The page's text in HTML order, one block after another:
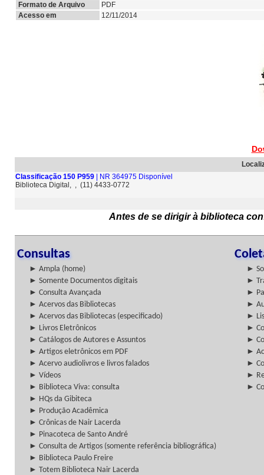
Formato de Arquivo
PDF
Acesso em
12/11/2014
Classificação 150 P959 | NR 364975 Disponível
Biblioteca Digital, , (11) 4433-0772
Antes de se dirigir à biblioteca
Consultas
► Ampla (home)
►
► Somente Documentos digitais
►
► Consulta Avançada
►
► Acervos das Bibliotecas
►
► Acervos das Bibliotecas (especificado)
►
► Livros Eletrônicos
►
► Catálogos de Autores e Assuntos
►
► Artigos eletrônicos em PDF
►
► Acervo audiolivros e livros falados
►
► Vídeos
►
► Biblioteca Viva: consulta
►
► HQs da Gibiteca
► Produção Acadêmica
► Crônicas de Nair Lacerda
► Pinacoteca de Santo André
► Consulta de Artigos (somente referência bibliográfica)
► Biblioteca Paulo Freire
► Totem Biblioteca Nair Lacerda